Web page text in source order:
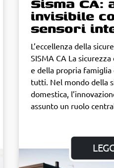
invisibile
sensori
L’eccellenza della
SISMA CA La
e della propria
tutti. Nel mondo della
domestica,
assunto un ruolo